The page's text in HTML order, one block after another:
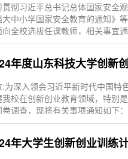
贯彻习近平总书记总体国家安全
中小学国家安全教育的通知》
全校选拔任课教师，相关事宜
年度山东科技大学创新
为深入领会习近平新时代中国特
校在创新创业教育领域，特别
调查，现将有关事项通知如下